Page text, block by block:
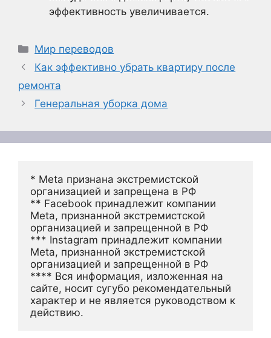
эффективность увеличивается.
Рубрики
Мир переводов
Как эффективно убрать квартиру после
ремонта
Генеральная уборка дома
* Meta признана экстремистской
организацией и запрещена в РФ
** Facebook принадлежит компании
Meta, признанной экстремистской
организацией и запрещенной в РФ
*** Instagram принадлежит компании
Meta, признанной экстремистской
организацией и запрещенной в РФ
**** Вся информация, изложенная на
сайте, носит сугубо рекомендательный
характер и не является руководством к
действию.